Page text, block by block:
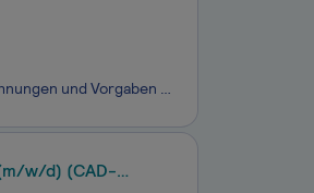
- Vorbereitung und Montage von Kabeln und Leitungen gemäß technischen Zeichnungen und Vorgaben - Durchführung von Schneid-, Abisolier-, Crimp- und Lötarbeiten an Kabeln - Bereitgestellte elektrische Betriebsmittel auswählen und nach Fertigungsunterlagen montieren
w/d) (CAD-